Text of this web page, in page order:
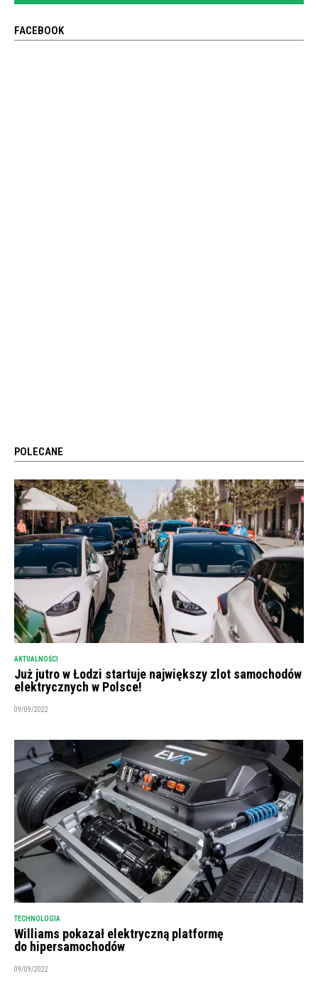
FACEBOOK
POLECANE
AKTUALNOŚCI
Już jutro w Łodzi startuje największy zlot samochodów
elektrycznych w Polsce!
09/09/2022
TECHNOLOGIA
Williams pokazał elektryczną platformę
do hipersamochodów
09/09/2022